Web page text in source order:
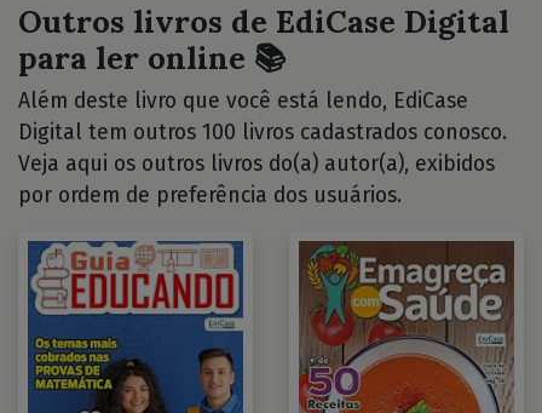
Outros livros de EdiCase Digital
para ler online 📚
Além deste livro que você está lendo, EdiCase
Digital tem outros 100 livros cadastrados conosco.
Veja aqui os outros livros do(a) autor(a), exibidos
por ordem de preferência dos usuários.